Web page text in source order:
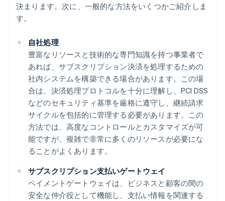
決まります。次に、一般的な方法をいくつかご紹介しま
す。
自社処理
豊富なリソースと技術的な専門知識を持つ事業者で
あれば、サブスクリプション決済を処理するための
社内システムを構築できる場合があります。この場
合は、決済処理プロトコルを十分に理解し、PCI DSS
などのセキュリティ基準を厳格に遵守し、継続請求
サイクルを包括的に管理する必要があります。この
方法では、高度なコントロールとカスタマイズが可
能ですが、複雑で非常に多くのリソースが必要にな
ることがよくあります。
サブスクリプション支払いゲートウェイ
ペイメントゲートウェイは、ビジネスと顧客の間の
安全な仲介役として機能し、支払い情報を関連する